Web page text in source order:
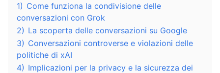
1) Come funziona la condivisione delle
conversazioni con Grok
2) La scoperta delle conversazioni su Google
3) Conversazioni controverse e violazioni delle
politiche di xAI
4) Implicazioni per la privacy e la sicurezza dei